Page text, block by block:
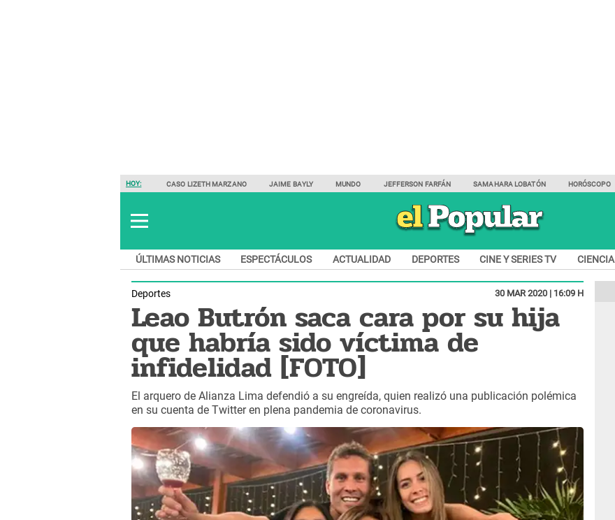
HOY: CASO LIZETH MARZANO JAIME BAYLY MUNDO JEFFERSON FARFÁN SAMAHARA LOBATÓN HORÓSCOPO
ÚLTIMAS NOTICIAS ESPECTÁCULOS ACTUALIDAD DEPORTES CINE Y SERIES TV CIENCIA
Deportes 30 MAR 2020 | 16:09 H
Leao Butrón saca cara por su hija
que habría sido víctima de
infidelidad [FOTO]
El arquero de Alianza Lima defendió a su engreída, quien realizó una publicación polémica
en su cuenta de Twitter en plena pandemia de coronavirus.